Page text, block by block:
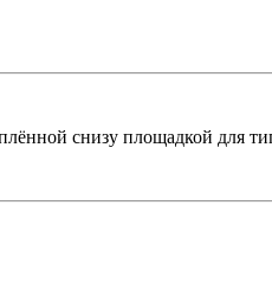
снизу площадкой для